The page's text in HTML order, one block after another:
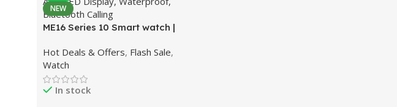
NEW
ME16 Series 10 Smart watch |
Hot Deals & Offers, Flash Sale,
Watch
In stock